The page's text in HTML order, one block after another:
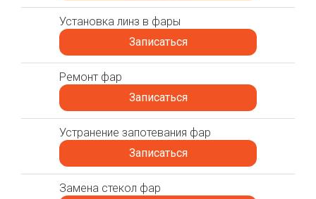
Установка линз в фары
Записаться
Ремонт фар
Записаться
Устранение запотевания фар
Записаться
Замена стекол фар